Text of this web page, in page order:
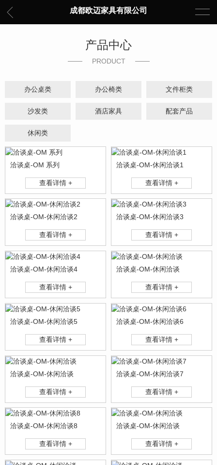
成都欧迈家具有限公司
产品中心
PRODUCT
办公桌类 办公椅类 文件柜类
沙发类 酒店家具 配套产品
休闲类
洽谈桌-OM 系列
查看详情 +
洽谈桌-OM-休闲洽谈1
查看详情 +
洽谈桌-OM-休闲洽谈2
查看详情 +
洽谈桌-OM-休闲洽谈3
查看详情 +
洽谈桌-OM-休闲洽谈4
查看详情 +
洽谈桌-OM-休闲洽谈
查看详情 +
洽谈桌-OM-休闲洽谈5
查看详情 +
洽谈桌-OM-休闲洽谈6
查看详情 +
洽谈桌-OM-休闲洽谈
查看详情 +
洽谈桌-OM-休闲洽谈7
查看详情 +
洽谈桌-OM-休闲洽谈8
查看详情 +
洽谈桌-OM-休闲洽谈
查看详情 +